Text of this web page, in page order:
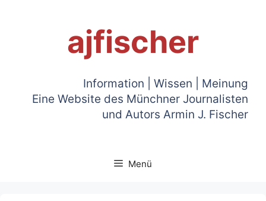
ajfischer
Information | Wissen | Meinung
Eine Website des Münchner Journalisten
und Autors Armin J. Fischer
Menü